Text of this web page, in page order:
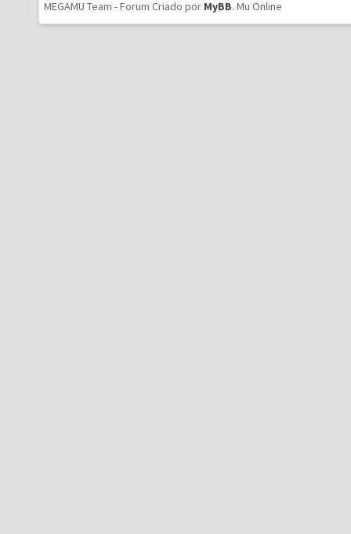
MEGAMU Team - Forum Criado por MyBB. Mu Online